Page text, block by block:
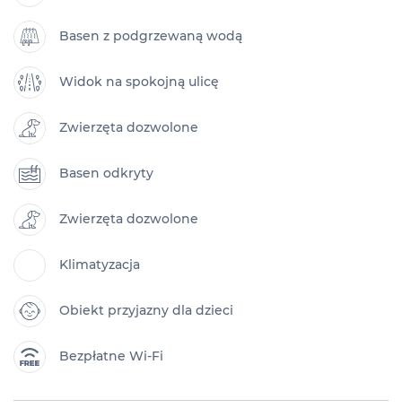
Basen z podgrzewaną wodą
Widok na spokojną ulicę
Zwierzęta dozwolone
Basen odkryty
Zwierzęta dozwolone
Klimatyzacja
Obiekt przyjazny dla dzieci
Bezpłatne Wi-Fi